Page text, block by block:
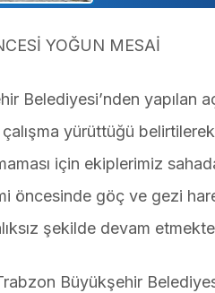
YOĞUN MESAİ
Belediyesi’nden yapılan
yürüttüğü
için ekiplerimiz
öncesinde göç ve gezi
şekilde devam
Büyükşehir